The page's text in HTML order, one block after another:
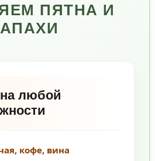
ПЯТНА И
любой
кофе, вина